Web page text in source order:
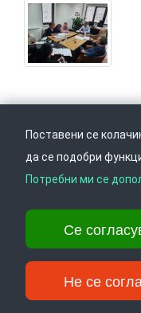
Врати се горе
Ул. Даме Груев 14, Катна
Тел: +389 2 3103 601
Поставени се
да се подобри
Потребни ми се
Се
Не се